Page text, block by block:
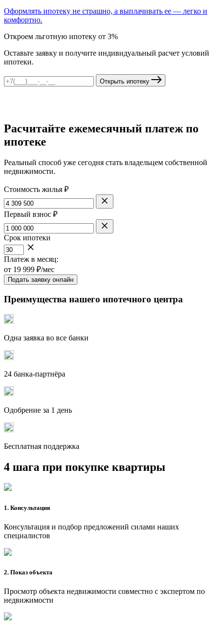
Оформлять ипотеку не страшно, а выплачивать ее — легко и
комфортно.
Откроем льготную ипотеку от 3%
Оставьте заявку и получите индивидуальный расчет условий
ипотеки.
Открыть ипотеку
Расчитайте ежемесячный платеж по
ипотеке
Реальный способ уже сегодня стать владельцем собственной
недвижимости.
Стоимость жилья ₽
Первый взнос ₽
Срок ипотеки
Платеж в месяц:
от 19 999 ₽/мес
Подать заявку онлайн
Преимущества нашего ипотечного центра
Одна заявка во все банки
24 банка-партнёра
Одобрение за 1 день
Бесплатная поддержка
4 шага при покупке квартиры
1. Консультация
Консультация и подбор предложений силами наших
специалистов
2. Показ объекта
Просмотр объекта недвижимости совместно с экспертом по
недвижимости